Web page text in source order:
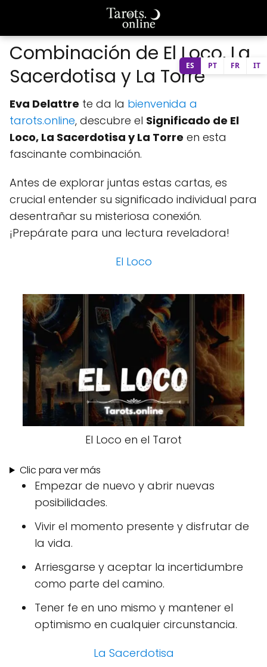
Combinación de El Loco, La
Sacerdotisa y La Torre
Eva Delattre te da la bienvenida a
tarots.online, descubre el Significado de El
Loco, La Sacerdotisa y La Torre en esta
fascinante combinación.
Antes de explorar juntas estas cartas, es
crucial entender su significado individual para
desentrañar su misteriosa conexión.
¡Prepárate para una lectura reveladora!
El Loco
El Loco en el Tarot
Clic para ver más
Empezar de nuevo y abrir nuevas
posibilidades.
Vivir el momento presente y disfrutar de
la vida.
Arriesgarse y aceptar la incertidumbre
como parte del camino.
Tener fe en uno mismo y mantener el
optimismo en cualquier circunstancia.
La Sacerdotisa
ES PT FR IT